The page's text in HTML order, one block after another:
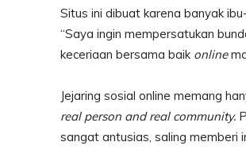
Situs ini dibuat karena banyak
“Saya ingin mempersatukan
keceriaan bersama baik online
Jejaring sosial online memang
real person and real community.
sangat antusias, saling memberi